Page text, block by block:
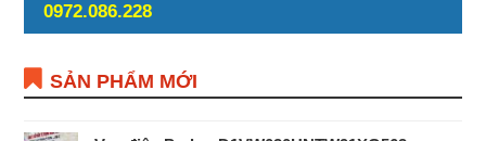
0972.086.228
SẢN PHẨM MỚI